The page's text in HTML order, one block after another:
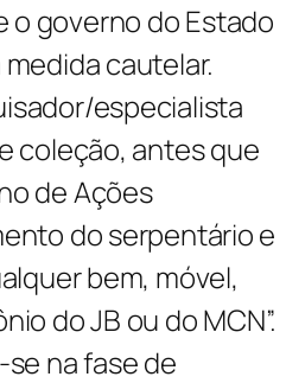
o governo do Estado
cautelar.
especialista
coleção, antes que
de Ações
do serpentário e
bem, móvel,
do JB ou do MCN”.
na fase de